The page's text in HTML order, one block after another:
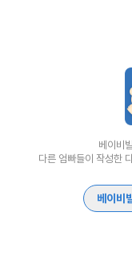
베이비
다른 엄빠들이 작성한
베이비